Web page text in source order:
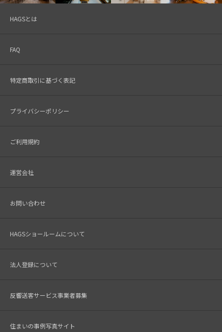
HAGSとは
FAQ
特定商取引に基づく表記
プライバシーポリシー
ご利用規約
運営会社
お問い合わせ
HAGSショールームについて
法人登録について
反響送客サービス事業者募集
住まいの事例写真サイト